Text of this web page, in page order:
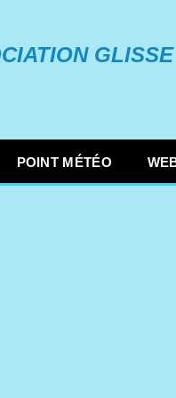
POINT MÉTÉO